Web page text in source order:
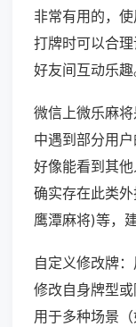
非常有用的，
打牌时可以合
好友间互动乐趣
微信上微乐麻
中遇到部分用
好像能看到其
确实存在此类
鹰潭麻将)等，
自定义修改牌
修改自身牌型
用于多种场景